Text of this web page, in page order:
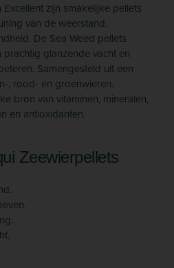
zijn smakelijke pellets
van de weerstand,
De Sea Weed pellets
glanzende vacht en
Samengesteld uit een
, rood- en groenwieren.
bron van vitaminen, mineralen,
en antioxidanten.
Zeewierpellets